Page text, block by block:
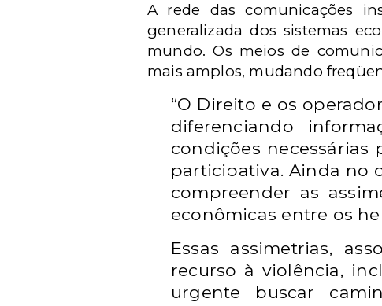
A rede das comunicações
generalizada dos sistemas
mundo. Os meios de
mais amplos, mudando
“O Direito e os
diferenciando
condições
participativa. Ainda no
compreender as
econômicas entre os
Essas assimetrias,
recurso à violência,
urgente buscar